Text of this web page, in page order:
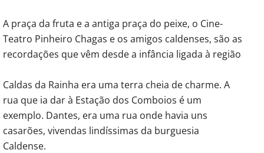
A praça da fruta e a antiga praça do peixe, o Cine-
Teatro Pinheiro Chagas e os amigos caldenses, são as
recordações que vêm desde a infância ligada à região
Caldas da Rainha era uma terra cheia de charme. A
rua que ia dar à Estação dos Comboios é um
exemplo. Dantes, era uma rua onde havia uns
casarões, vivendas lindíssimas da burguesia
Caldense.